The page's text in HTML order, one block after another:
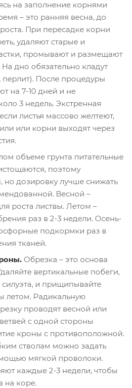
на заполнение корнями
– это ранняя весна, до
При пересадке корни
удаляют старые и
промывают и размещают
На дно обязательно кладут
После процедуры
на 7-10 дней и не
3 недель. Экстренная
листья массово желтеют,
или корни выходят через
объеме грунта питательные
поэтому
дозировку лучше снижать
Весной –
роста листвы. Летом –
раз в 2-3 недели. Осень-
подкормки раз в
тканей.
Обрезка – это основа
вертикальные побеги,
и прищипывайте
летом. Радикальную
проводят весной или
с одной стороны
кроны с противоположной.
стволам можно задать
мягкой проволоки.
каждые 2-3 недели, чтобы
на коре.